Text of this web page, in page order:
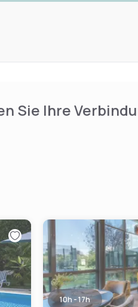
Sie Ihre
10h - 17h